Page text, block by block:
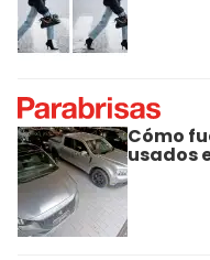
Cómo
usados